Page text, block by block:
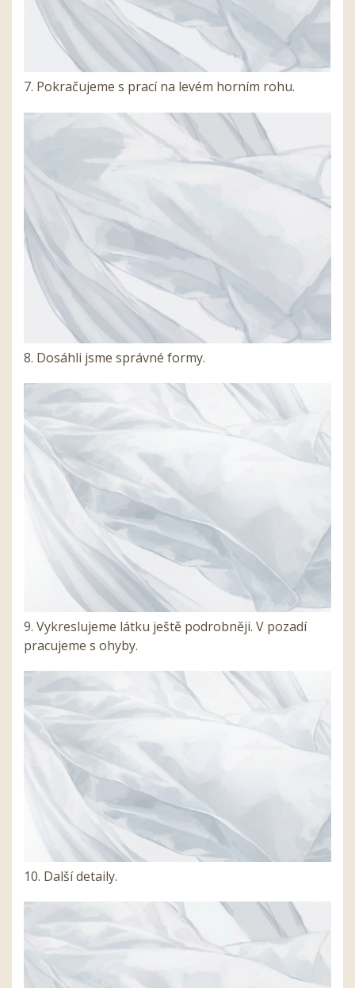
7. Pokračujeme s prací na levém horním rohu.
8. Dosáhli jsme správné formy.
9. Vykreslujeme látku ještě podrobněji. V pozadí
pracujeme s ohyby.
10. Další detaily.